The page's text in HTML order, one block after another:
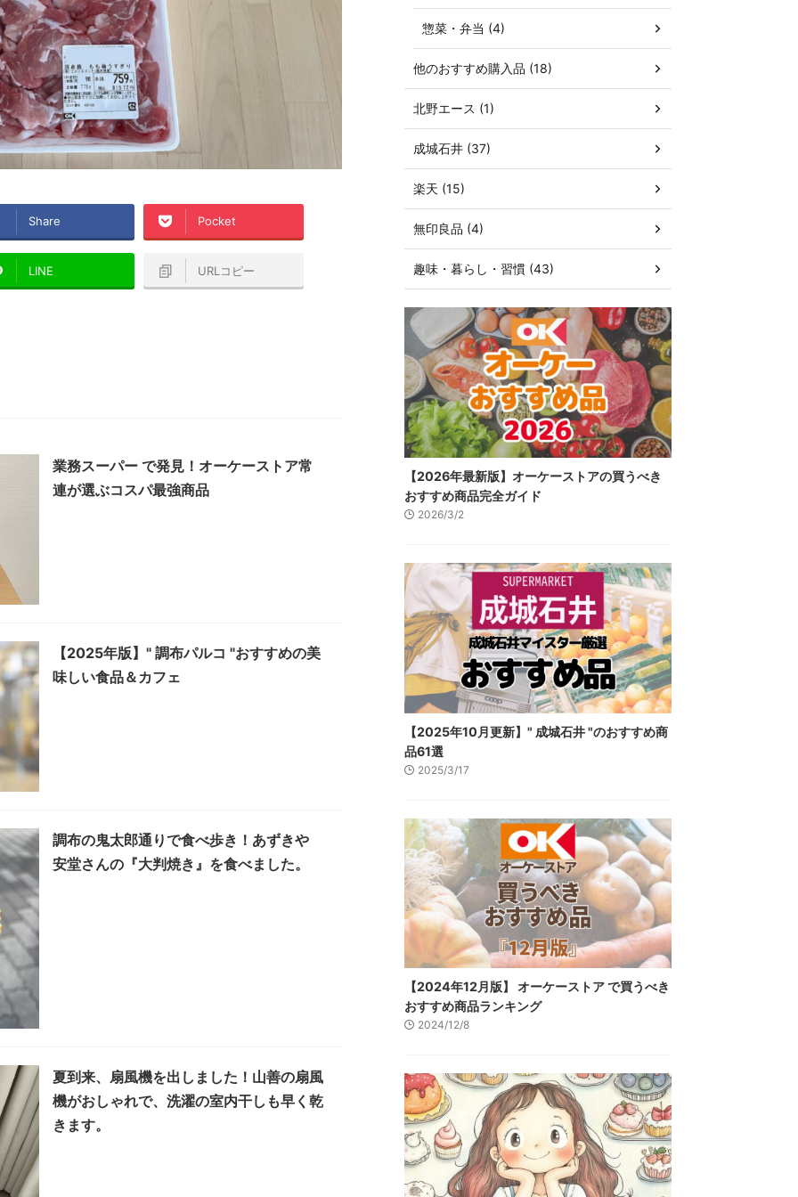
Share Pocket
LINE URLコピー
業務スーパー で発見！オーケーストア常
連が選ぶコスパ最強商品
【2025年版】" 調布パルコ "おすすめの美
味しい食品＆カフェ
調布の鬼太郎通りで食べ歩き！あずきや
安堂さんの『大判焼き』を食べました。
夏到来、扇風機を出しました！山善の扇風
機がおしゃれで、洗濯の室内干しも早く乾
きます。
惣菜・弁当 (4)
他のおすすめ購入品 (18)
北野エース (1)
成城石井 (37)
楽天 (15)
無印良品 (4)
趣味・暮らし・習慣 (43)
【2026年最新版】オーケーストアの買うべき
おすすめ商品完全ガイド
2026/3/2
【2025年10月更新】" 成城石井 "のおすすめ商
品61選
2025/3/17
【2024年12月版】 オーケーストア で買うべき
おすすめ商品ランキング
2024/12/8